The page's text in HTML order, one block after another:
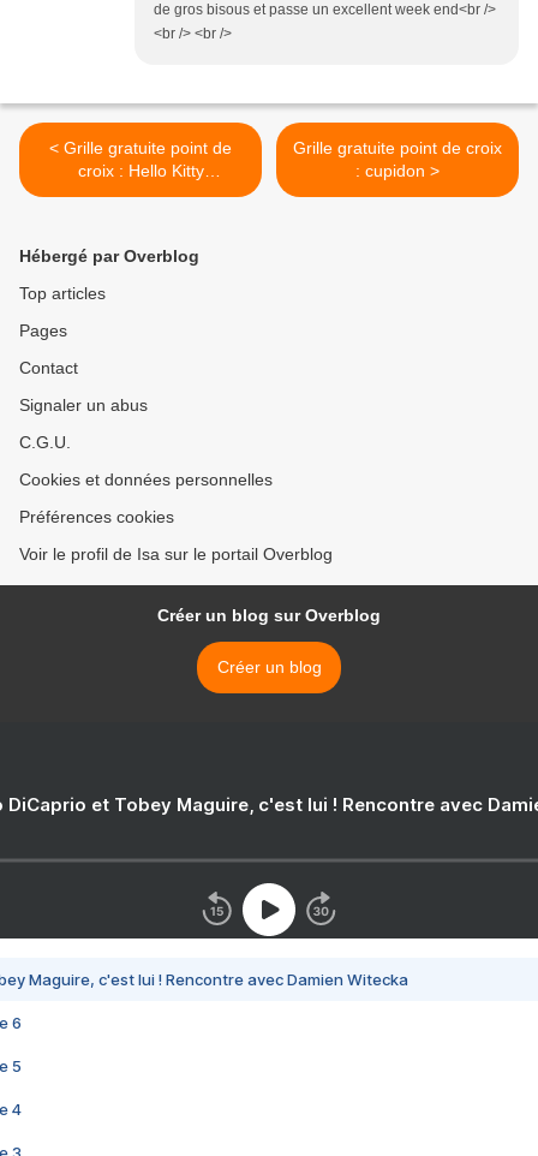
de gros bisous et passe un excellent week end<br />
<br /> <br />
< Grille gratuite point de
croix : Hello Kitty
Photographe
Grille gratuite point de croix
: cupidon >
Hébergé par Overblog
Top articles
Pages
Contact
Signaler un abus
C.G.U.
Cookies et données personnelles
Préférences cookies
Voir le profil de Isa sur le portail Overblog
Créer un blog sur Overblog
Créer un blog
DiCaprio et Tobey Maguire, c'est lui ! Rencontre avec
Maguire, c'est lui ! Rencontre avec Damien Witecka
6
5
4